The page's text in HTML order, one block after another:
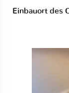
Einbauort des